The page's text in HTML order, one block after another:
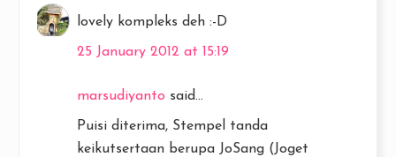
lovely kompleks deh :-D
25 January 2012 at 15:19
marsudiyanto said...
Puisi diterima, Stempel tanda
keikutsertaan berupa JoSang (Joget